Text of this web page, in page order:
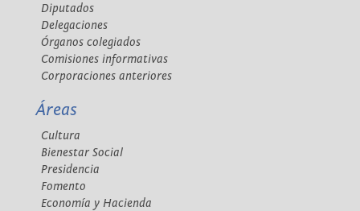
Diputados
Delegaciones
Órganos colegiados
Comisiones informativas
Corporaciones anteriores
Áreas
Cultura
Bienestar Social
Presidencia
Fomento
Economía y Hacienda